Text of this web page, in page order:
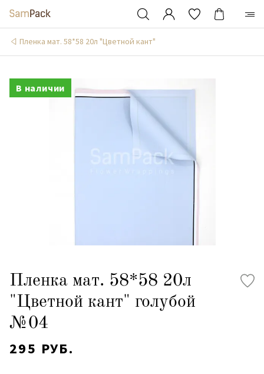
Пленка мат. 58*58 20л "Цветной кант"
В наличии
Пленка мат. 58*58 20л
"Цветной кант" голубой
№04
295 РУБ.